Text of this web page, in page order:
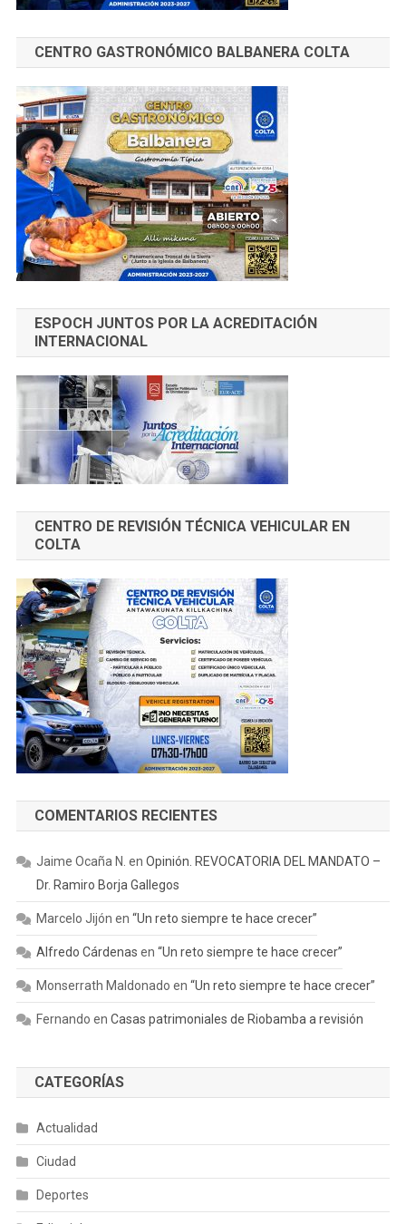
CENTRO GASTRONÓMICO BALBANERA COLTA
ESPOCH JUNTOS POR LA ACREDITACIÓN
INTERNACIONAL
CENTRO DE REVISIÓN TÉCNICA VEHICULAR EN
COLTA
COMENTARIOS RECIENTES
Jaime Ocaña N. en Opinión. REVOCATORIA DEL MANDATO –
Dr. Ramiro Borja Gallegos
Marcelo Jijón en “Un reto siempre te hace crecer”
Alfredo Cárdenas en “Un reto siempre te hace crecer”
Monserrath Maldonado en “Un reto siempre te hace crecer”
Fernando en Casas patrimoniales de Riobamba a revisión
CATEGORÍAS
Actualidad
Ciudad
Deportes